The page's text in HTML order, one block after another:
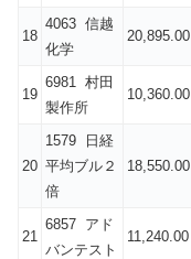
18
4063 信越
化学
20,895.00
19
6981 村田
製作所
10,360.00
20
1579 日経
平均ブル２
倍
18,550.00
21
6857 アド
バンテスト
11,240.00